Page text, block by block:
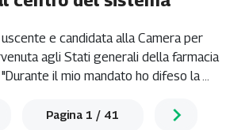
e candidata alla Camera per
agli Stati generali della farmacia
il mio mandato ho difeso la ...
Pagina 1 / 41